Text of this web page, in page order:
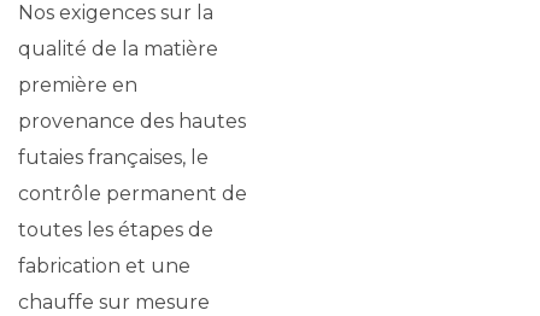
Nos exigences sur la
qualité de la matière
première en
provenance des hautes
futaies françaises, le
contrôle permanent de
toutes les étapes de
fabrication et une
chauffe sur mesure